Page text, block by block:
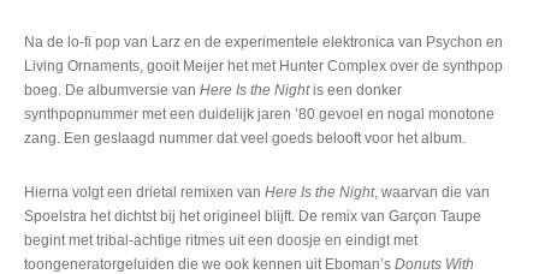
Na de lo-fi pop van Larz en de experimentele elektronica van Psychon en
Living Ornaments, gooit Meijer het met Hunter Complex over de synthpop
boeg. De albumversie van Here Is the Nightis een donker
synthpopnummer met een duidelijk jaren ’80 gevoel en nogal monotone
zang. Een geslaagd nummer dat veel goeds belooft voor het album.
Hierna volgt een drietal remixen van Here Is the Night, waarvan die van
Spoelstra het dichtst bij het origineel blijft. De remix van Garçon Taupe
begint met tribal-achtige ritmes uit een doosje en eindigt met
toongeneratorgeluiden die we ook kennen uit Eboman’s Donuts With